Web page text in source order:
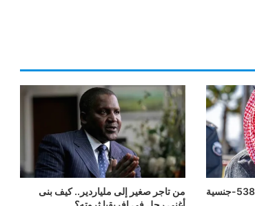
من تاجر صغير إلى ملياردير.. كيف بنى